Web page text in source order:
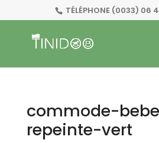
TÉLÉPHONE (0033) 06
commode-
repeinte-vert